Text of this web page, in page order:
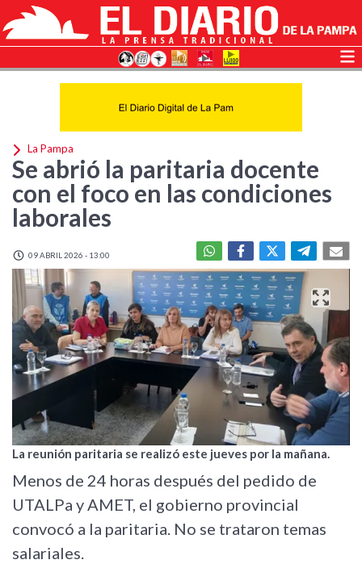
La Pampa
Se abrió la paritaria docente
con el foco en las condiciones
laborales
09 ABRIL 2026 - 13:00
La reunión paritaria se realizó este jueves por la mañana.
Menos de 24 horas después del pedido de
UTALPa y AMET, el gobierno provincial
convocó a la paritaria. No se trataron temas
salariales.